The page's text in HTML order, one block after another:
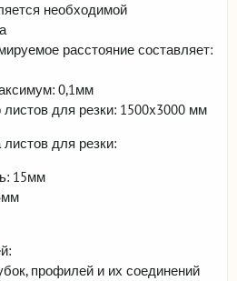
необходимой
расстояние составляет:
0,1мм
для резки: 1500x3000 мм
для резки:
15мм
профилей и их соединений